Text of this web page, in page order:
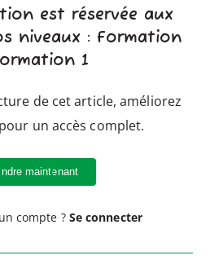
est réservée aux
niveaux : Formation
1
de cet article, améliorez
un accès complet.
maintenant
compte ? Se connecter